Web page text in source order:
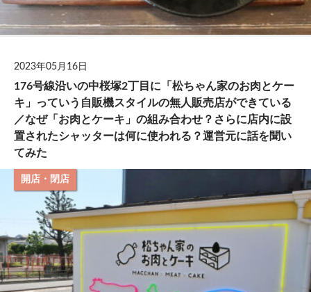
2023年05月16日
176号線沿いの中桜塚2丁目に「松ちゃん家のお肉とケー
キ」っていう自販機スタイルの無人販売店ができている
／なぜ「お肉とケーキ」の組み合わせ？さらに店内に設
置されたシャッターは何に使われる？運営元に話を聞い
てみた
開店・閉店